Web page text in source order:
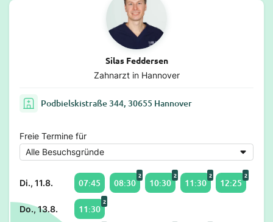
Silas Feddersen
Zahnarzt in Hannover
Podbielskistraße 344, 30655 Hannover
Freie Termine für
Di., 11.8. 07:45 08:30
2
10:30
2
11:30
2
12:25
2
Do., 13.8. 11:30
2